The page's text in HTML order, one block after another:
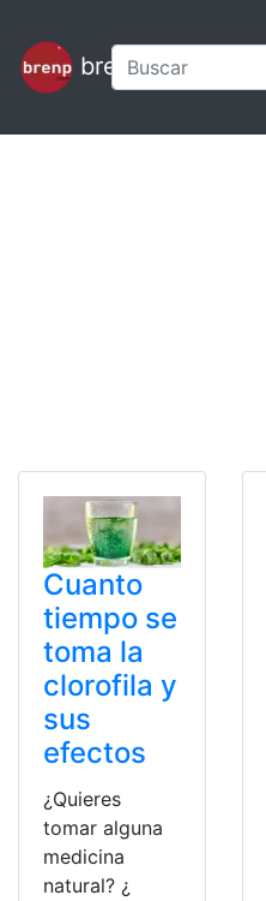
brenp
Cuanto
tiempo se
toma la
clorofila y
sus
efectos
¿Quieres
tomar alguna
medicina
natural? ¿